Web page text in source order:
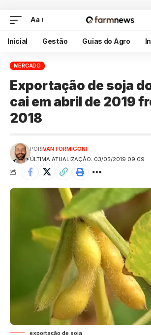
Aa
Inicial Gestão Guias do Agro
MERCADO
Exportação de soja
cai em abril de 2019
2018
ÚLTIMA ATUALIZAÇÃO: 03/05/2019 09:09
PORIVAN FORMIGONI
exportação de soja